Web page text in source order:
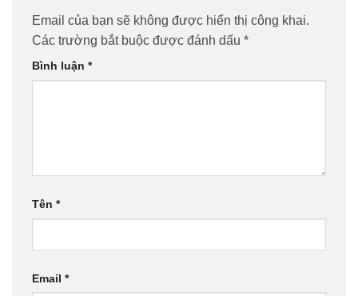
Email của bạn sẽ không được hiển thị công khai.
Các trường bắt buộc được đánh dấu *
Bình luận *
Tên *
Email *